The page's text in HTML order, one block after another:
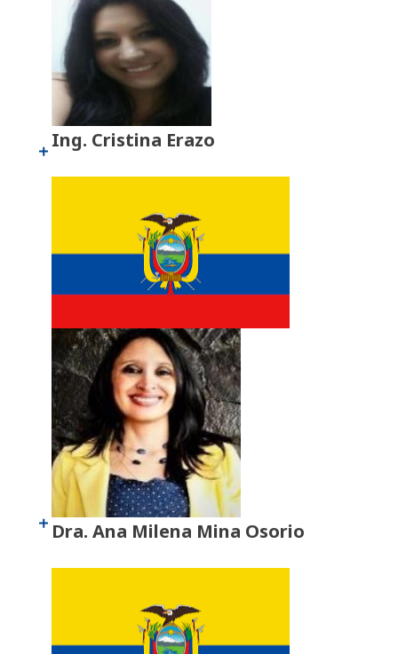
Ing. Cristina Erazo
Dra. Ana Milena Mina Osorio